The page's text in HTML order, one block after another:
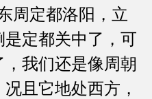
周定都洛阳，立
是定都关中了，可
我们还是像周朝
且它地处西方，